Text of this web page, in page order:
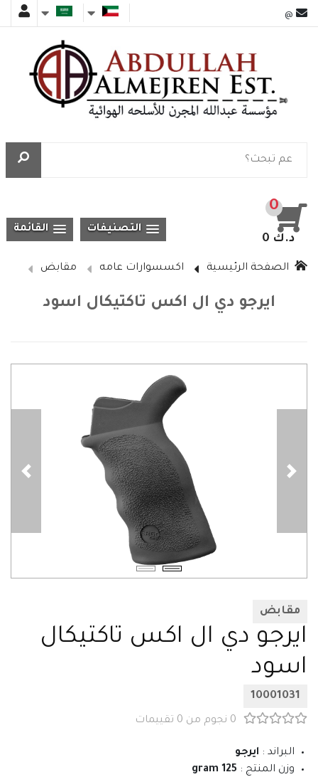
@
0
0 د.ك
القائمة التصنيفات
الصفحة الرئيسية اكسسوارات عامه مقابض
ايرجو دي ال اكس تاكتيكال اسود
مقابض
ايرجو دي ال اكس تاكتيكال
اسود
10001031
0 نجوم من 0 تقييمات
البراند : ايرجو
وزن المنتج : 125 gram